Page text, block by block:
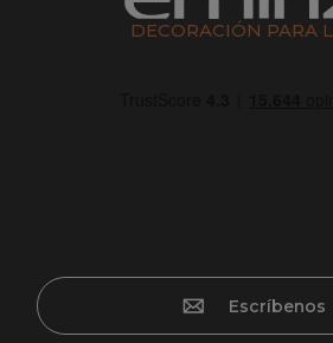
DECORACIÓN PARA
Escríbenos